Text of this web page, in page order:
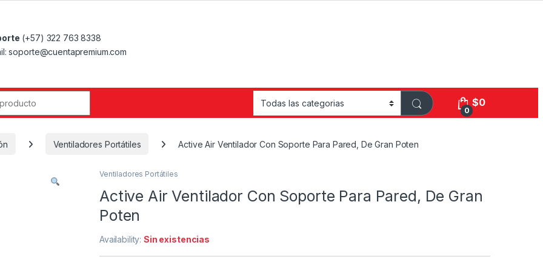
(+57) 322 763 8338
soporte@cuentapremium.com
0
$0
Ventiladores Portátiles Active Air Ventilador Con Soporte Para Pared, De Gran Poten
Ventiladores Portátiles
Active Air Ventilador Con Soporte Para Pared, De Gran
Poten
Availability:Sin existencias